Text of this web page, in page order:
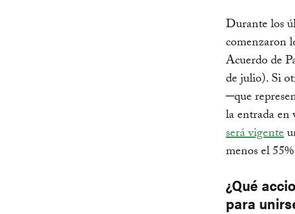
Durante los
comenzaron
Acuerdo de
de julio). Si
─que
la entrada en
será vigente
menos el
¿Qué
para